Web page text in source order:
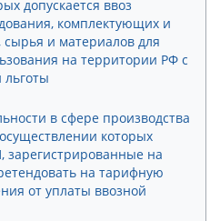
допускается ввоз
комплектующих и
сырья и материалов для
на территории РФ с
в сфере производства
которых
на
на тарифную
от уплаты ввозной